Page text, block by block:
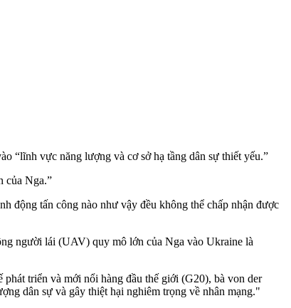
“lĩnh vực năng lượng và cơ sở hạ tầng dân sự thiết yếu.”
của Nga.”
động tấn công nào như vậy đều không thể chấp nhận được
người lái (UAV) quy mô lớn của Nga vào Ukraine là
triển và mới nổi hàng đầu thế giới (G20), bà von der
dân sự và gây thiệt hại nghiêm trọng về nhân mạng."